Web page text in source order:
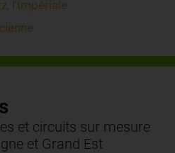
l'Impériale
et circuits sur mesure
et Grand Est